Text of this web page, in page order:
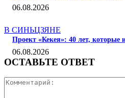
06.08.2026
В СИНЬЦЗЯНЕ
Проект «Кекея»: 40 лет, которые
06.08.2026
ОСТАВЬТЕ ОТВЕТ